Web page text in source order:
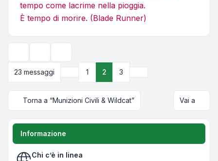
tempo come lacrime nella pioggia.
È tempo di morire. (Blade Runner)
23 messaggi
Precedente
1 2 3
Torna a “Munizioni Civili & Wildcat” Vai a
Informazione
Chi c’è in linea